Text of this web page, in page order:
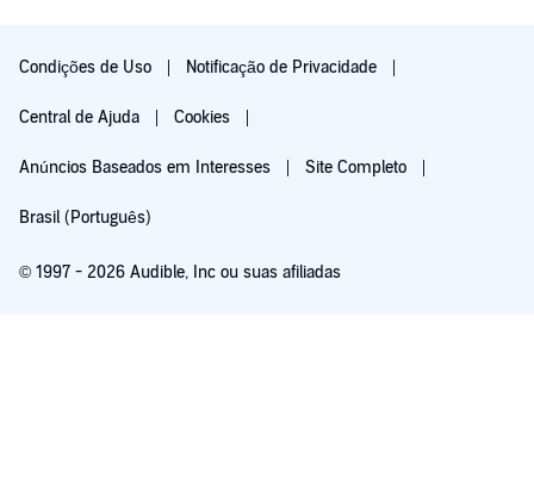
Condições de Uso Notificação de Privacidade
Central de Ajuda Cookies
Anúncios Baseados em Interesses Site Completo
Brasil (Português)
© 1997 - 2026 Audible, Inc ou suas afiliadas